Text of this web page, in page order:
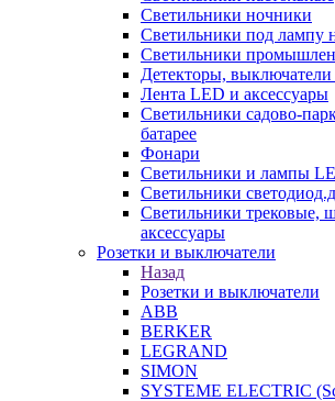
Светильники ночники
Светильники под лампу
Светильники
Детекторы, выключатели
Лента LED и аксессуары
Светильники садово-
батарее
Фонари
Светильники и лампы
Светильники
Светильники трековые,
аксессуары
Розетки и выключатели
Назад
Розетки и выключатели
ABB
BERKER
LEGRAND
SIMON
SYSTEME ELECTRIC